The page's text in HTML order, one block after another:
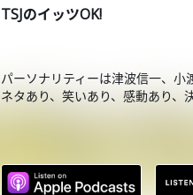
TSJのイッツOK!
パーソナリティーは津波信一、小
ネタあり、笑いあり、感動あり